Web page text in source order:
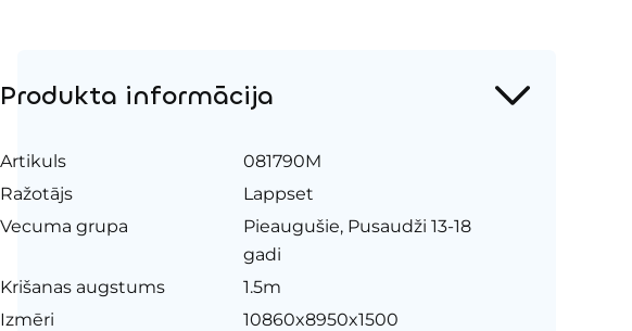
Produkta informācija
Artikuls
081790M
Ražotājs
Lappset
Vecuma grupa
Pieaugušie, Pusaudži 13-18
gadi
Krišanas augstums
1.5m
Izmēri
10860x8950x1500